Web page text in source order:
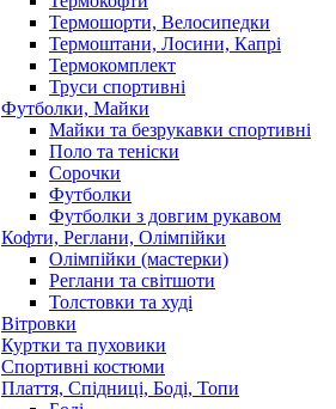
Термошорти, Велосипедки
Термоштани, Лосини, Капрі
Термокомплект
Труси спортивні
Футболки, Майки
Майки та безрукавки спортивні
Поло та теніски
Сорочки
Футболки
Футболки з довгим рукавом
Кофти, Реглани, Олімпійки
Олімпійки (мастерки)
Реглани та світшоти
Толстовки та худі
Вітровки
Куртки та пуховики
Спортивні костюми
Плаття, Спідниці, Боді, Топи